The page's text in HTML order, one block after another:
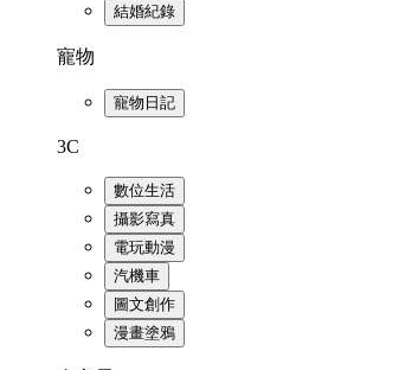
結婚紀錄
寵物
寵物日記
3C
數位生活
攝影寫真
電玩動漫
汽機車
圖文創作
漫畫塗鴉